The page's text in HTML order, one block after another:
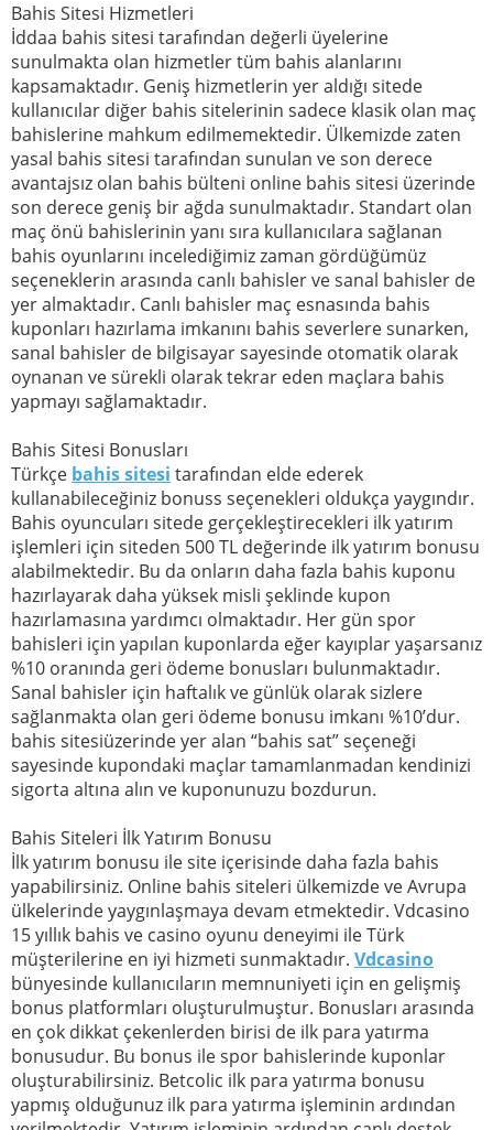
Bahis Sitesi Hizmetleri
İddaa bahis sitesi tarafından değerli üyelerine
sunulmakta olan hizmetler tüm bahis alanlarını
kapsamaktadır. Geniş hizmetlerin yer aldığı sitede
kullanıcılar diğer bahis sitelerinin sadece klasik olan maç
bahislerine mahkum edilmemektedir. Ülkemizde zaten
yasal bahis sitesi tarafından sunulan ve son derece
avantajsız olan bahis bülteni online bahis sitesi üzerinde
son derece geniş bir ağda sunulmaktadır. Standart olan
maç önü bahislerinin yanı sıra kullanıcılara sağlanan
bahis oyunlarını incelediğimiz zaman gördüğümüz
seçeneklerin arasında canlı bahisler ve sanal bahisler de
yer almaktadır. Canlı bahisler maç esnasında bahis
kuponları hazırlama imkanını bahis severlere sunarken,
sanal bahisler de bilgisayar sayesinde otomatik olarak
oynanan ve sürekli olarak tekrar eden maçlara bahis
yapmayı sağlamaktadır.
Bahis Sitesi Bonusları
Türkçe bahis sitesi tarafından elde ederek
kullanabileceğiniz bonuss seçenekleri oldukça yaygındır.
Bahis oyuncuları sitede gerçekleştirecekleri ilk yatırım
işlemleri için siteden 500 TL değerinde ilk yatırım bonusu
alabilmektedir. Bu da onların daha fazla bahis kuponu
hazırlayarak daha yüksek misli şeklinde kupon
hazırlamasına yardımcı olmaktadır. Her gün spor
bahisleri için yapılan kuponlarda eğer kayıplar yaşarsanız
%10 oranında geri ödeme bonusları bulunmaktadır.
Sanal bahisler için haftalık ve günlük olarak sizlere
sağlanmakta olan geri ödeme bonusu imkanı %10’dur.
bahis sitesiüzerinde yer alan “bahis sat” seçeneği
sayesinde kupondaki maçlar tamamlanmadan kendinizi
sigorta altına alın ve kuponunuzu bozdurun.
Bahis Siteleri İlk Yatırım Bonusu
İlk yatırım bonusu ile site içerisinde daha fazla bahis
yapabilirsiniz. Online bahis siteleri ülkemizde ve Avrupa
ülkelerinde yaygınlaşmaya devam etmektedir. Vdcasino
15 yıllık bahis ve casino oyunu deneyimi ile Türk
müşterilerine en iyi hizmeti sunmaktadır. Vdcasino
bünyesinde kullanıcıların memnuniyeti için en gelişmiş
bonus platformları oluşturulmuştur. Bonusları arasında
en çok dikkat çekenlerden birisi de ilk para yatırma
bonusudur. Bu bonus ile spor bahislerinde kuponlar
oluşturabilirsiniz. Betcolic ilk para yatırma bonusu
yapmış olduğunuz ilk para yatırma işleminin ardından